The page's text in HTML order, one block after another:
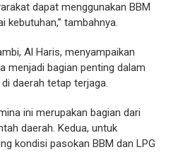
dapat menggunakan BBM
kebutuhan,” tambahnya.
Al Haris, menyampaikan
menjadi bagian penting dalam
daerah tetap terjaga.
ini merupakan bagian dari
daerah. Kedua, untuk
kondisi pasokan BBM dan LPG